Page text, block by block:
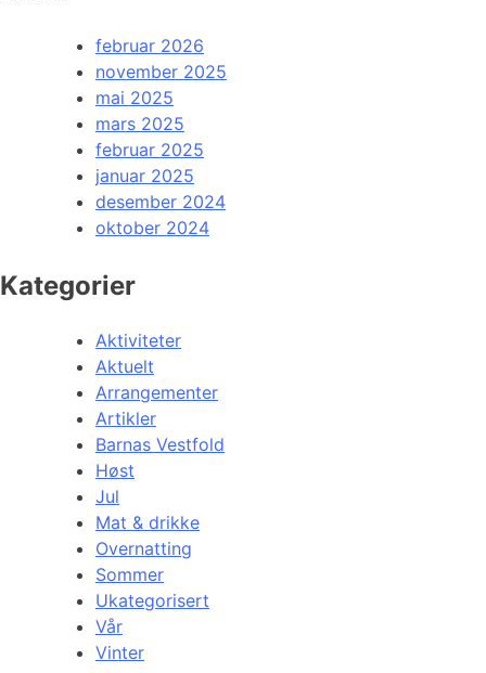
februar 2026
november 2025
mai 2025
mars 2025
februar 2025
januar 2025
desember 2024
oktober 2024
Kategorier
Aktiviteter
Aktuelt
Arrangementer
Artikler
Barnas Vestfold
Høst
Jul
Mat & drikke
Overnatting
Sommer
Ukategorisert
Vår
Vinter